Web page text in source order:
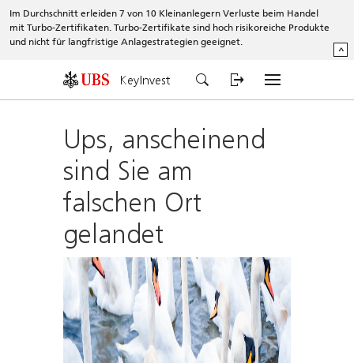
Im Durchschnitt erleiden 7 von 10 Kleinanlegern Verluste beim Handel
mit Turbo-Zertifikaten. Turbo-Zertifikate sind hoch risikoreiche Produkte
und nicht für langfristige Anlagestrategien geeignet.
^
KeyInvest
Ups, anscheinend
sind Sie am
falschen Ort
gelandet